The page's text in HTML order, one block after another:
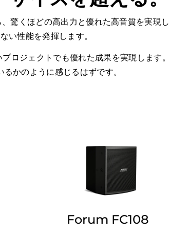
驚くほどの高出力と優れた高音質を実現
い性能を発揮します。
ロジェクトでも優れた成果を実現します
かのように感じるはずです。
Forum FC108
Forum FC108